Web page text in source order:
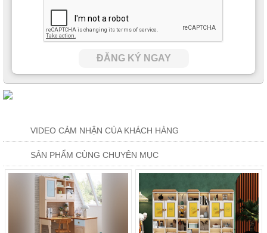
ĐĂNG KÝ NGAY
VIDEO CẢM NHẬN CỦA KHÁCH HÀNG
SẢN PHẨM CÙNG CHUYÊN MỤC